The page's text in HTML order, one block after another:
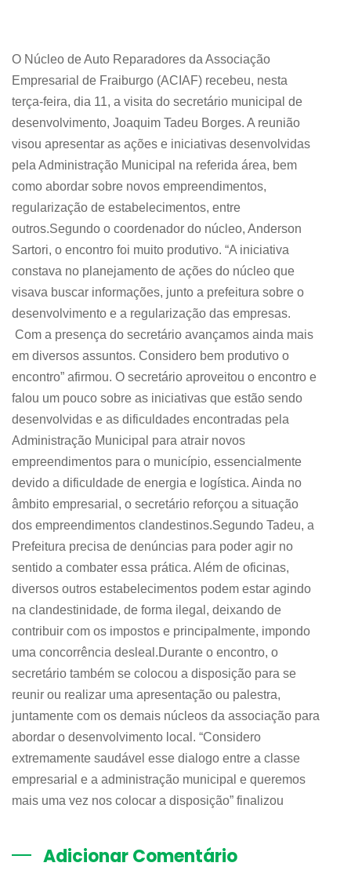
O Núcleo de Auto Reparadores da Associação
Empresarial de Fraiburgo (ACIAF) recebeu, nesta
terça-feira, dia 11, a visita do secretário municipal de
desenvolvimento, Joaquim Tadeu Borges. A reunião
visou apresentar as ações e iniciativas desenvolvidas
pela Administração Municipal na referida área, bem
como abordar sobre novos empreendimentos,
regularização de estabelecimentos, entre
outros.Segundo o coordenador do núcleo, Anderson
Sartori, o encontro foi muito produtivo. “A iniciativa
constava no planejamento de ações do núcleo que
visava buscar informações, junto a prefeitura sobre o
desenvolvimento e a regularização das empresas.
Com a presença do secretário avançamos ainda mais
em diversos assuntos. Considero bem produtivo o
encontro” afirmou. O secretário aproveitou o encontro e
falou um pouco sobre as iniciativas que estão sendo
desenvolvidas e as dificuldades encontradas pela
Administração Municipal para atrair novos
empreendimentos para o município, essencialmente
devido a dificuldade de energia e logística. Ainda no
âmbito empresarial, o secretário reforçou a situação
dos empreendimentos clandestinos.Segundo Tadeu, a
Prefeitura precisa de denúncias para poder agir no
sentido a combater essa prática. Além de oficinas,
diversos outros estabelecimentos podem estar agindo
na clandestinidade, de forma ilegal, deixando de
contribuir com os impostos e principalmente, impondo
uma concorrência desleal.Durante o encontro, o
secretário também se colocou a disposição para se
reunir ou realizar uma apresentação ou palestra,
juntamente com os demais núcleos da associação para
abordar o desenvolvimento local. “Considero
extremamente saudável esse dialogo entre a classe
empresarial e a administração municipal e queremos
mais uma vez nos colocar a disposição” finalizou
Adicionar Comentário